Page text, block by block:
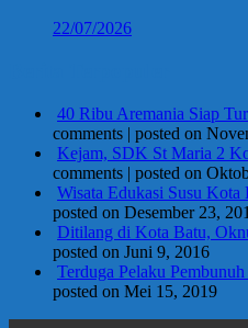
22/07/2026
40 Ribu Aremania Siap
comments | posted on
Kejam, SDK St Maria 2
comments | posted on
Wisata Edukasi Susu Kota
posted on Desember 23,
Ditilang di Kota Batu,
posted on Juni 9, 2016
Terduga Pelaku Pembunuh
posted on Mei 15, 2019